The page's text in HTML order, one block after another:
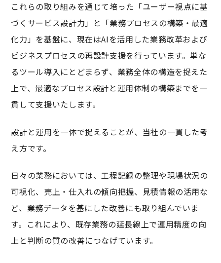
これらの取り組みを通じて培った「ユーザー視点に基
づくサービス設計力」と「業務プロセスの構築・最適
化力」を基盤に、現在はAIを活用した業務改革および
ビジネスプロセスの再設計支援を行っています。単な
るツール導入にとどまらず、業務全体の構造を捉えた
上で、最適なプロセス設計と運用体制の構築までを一
貫して支援いたします。
設計と運用を一体で捉えることが、当社の一貫した考
え方です。
日々の業務においては、工程記録の整理や現場状況の
可視化、売上・仕入れの傾向把握、見積情報の活用な
ど、業務データを基にした改善にも取り組んでいま
す。これにより、既存業務の延長線上で運用精度の向
上と判断の質の改善につなげています。